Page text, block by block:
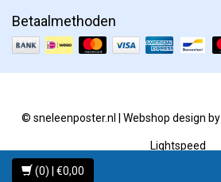
Betaalmethoden
© sneleenposter.nl | Webshop design by
Lightspeed
(0) | €0,00